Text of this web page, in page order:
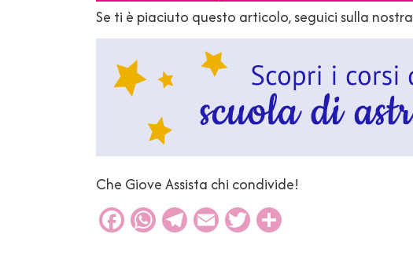
Se ti è piaciuto questo articolo, seguici sulla nostra
Che Giove Assista chi condivide!
Facebook
WhatsApp
Telegram
EmailTwitter